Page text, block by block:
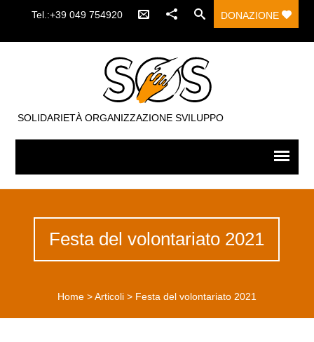
Tel.:+39 049 754920 DONAZIONE
SOLIDARIETÀ ORGANIZZAZIONE SVILUPPO
Festa del volontariato 2021
Home>Articoli> Festa del volontariato 2021